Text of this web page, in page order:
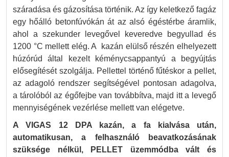
száradása és gázosítása történik. Az így keletkező fagáz
egy hőálló betonfúvókán át az alsó égéstérbe áramlik,
ahol a szekunder levegővel keveredve begyullad és
1200 °C mellett elég. A kazán elülső részén elhelyezett
húzórúd által kezelt kéménycsappantyú a begyújtás
elősegítését szolgálja. Pellettel történő fűtéskor a pellet,
az adagoló rendszer segítségével pontosan adagolva,
a tárolóból az égőfejbe van továbbítva, majd itt a levegő
mennyiségének vezérlése mellett van elégetve.
A VIGAS 12 DPA kazán, a fa kialvása után,
automatikusan, a felhasználó beavatkozásának
szüksége nélkül, PELLET üzemmódba vált és